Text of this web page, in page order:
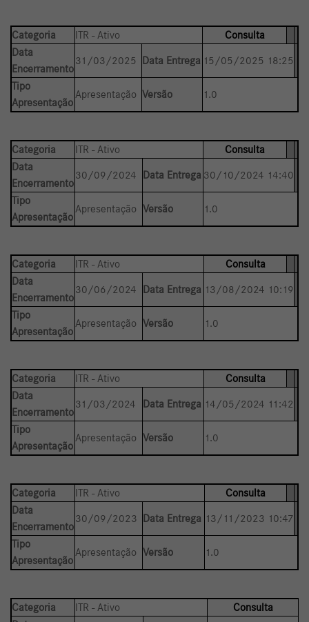
Categoria ITR - Ativo
Consulta
Data
Encerramento
31/03/2025 Data Entrega 15/05/2025 18:25
Tipo
Apresentação
Apresentação Versão 1.0
Categoria ITR - Ativo
Consulta
Data
Encerramento
30/09/2024 Data Entrega 30/10/2024 14:40
Tipo
Apresentação
Apresentação Versão 1.0
Categoria ITR - Ativo
Consulta
Data
Encerramento
30/06/2024 Data Entrega 13/08/2024 10:19
Tipo
Apresentação
Apresentação Versão 1.0
Categoria ITR - Ativo
Consulta
Data
Encerramento
31/03/2024 Data Entrega 14/05/2024 11:42
Tipo
Apresentação
Apresentação Versão 1.0
Categoria ITR - Ativo
Consulta
Data
Encerramento
30/09/2023 Data Entrega 13/11/2023 10:47
Tipo
Apresentação
Apresentação Versão 1.0
Categoria ITR - Ativo
Consulta